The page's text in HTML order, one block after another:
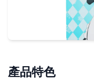
產品特色